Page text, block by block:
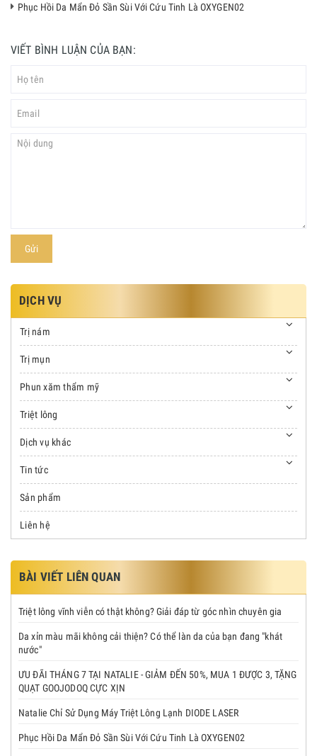
Phục Hồi Da Mẩn Đỏ Sần Sùi Với Cứu Tinh Là OXYGEN02
VIẾT BÌNH LUẬN CỦA BẠN:
Gửi
DỊCH VỤ
Trị nám
Trị mụn
Phun xăm thẩm mỹ
Triệt lông
Dịch vụ khác
Tin tức
Sản phẩm
Liên hệ
BÀI VIẾT LIÊN QUAN
Triệt lông vĩnh viễn có thật không? Giải đáp từ góc nhìn chuyên gia
Da xỉn màu mãi không cải thiện? Có thể làn da của bạn đang "khát
nước"
ƯU ĐÃI THÁNG 7 TẠI NATALIE - GIẢM ĐẾN 50%, MUA 1 ĐƯỢC 3, TẶNG
QUẠT GOOJODOQ CỰC XỊN
Natalie Chỉ Sử Dụng Máy Triệt Lông Lạnh DIODE LASER
Phục Hồi Da Mẩn Đỏ Sần Sùi Với Cứu Tinh Là OXYGEN02